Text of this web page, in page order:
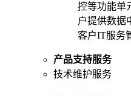
控等功能单
户提供数据
客户IT服务
产品支持服务
技术维护服务